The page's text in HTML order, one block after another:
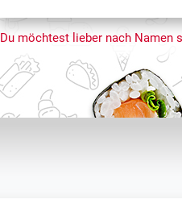
Du möchtest lieber nach Namen